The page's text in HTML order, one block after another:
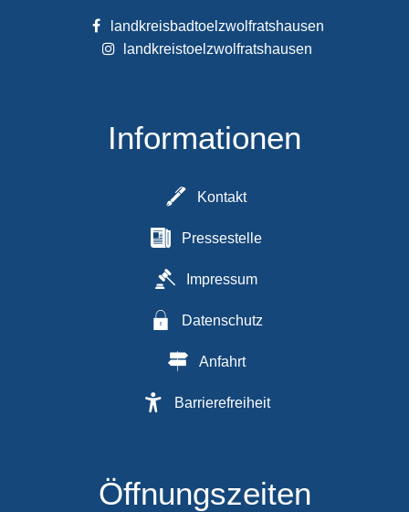
landkreisbadtoelzwolfratshausen
landkreistoelzwolfratshausen
Informationen
Kontakt
Pressestelle
Impressum
Datenschutz
Anfahrt
Barrierefreiheit
Öffnungszeiten